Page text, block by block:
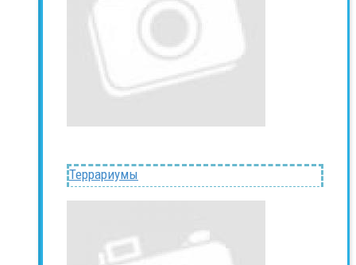
Террариумы